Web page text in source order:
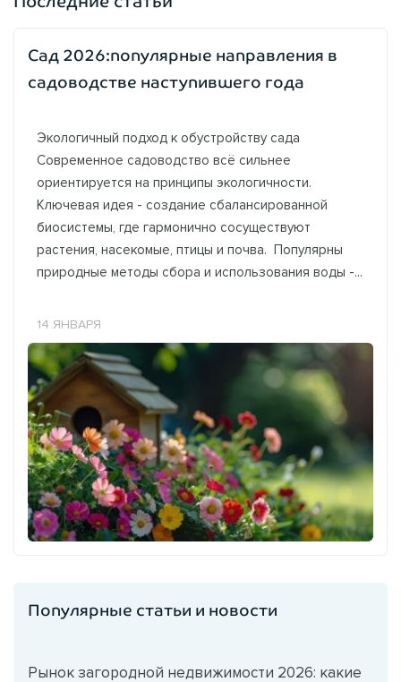
Сад 2026:популярные направления в
садоводстве наступившего года
Экологичный подход к обустройству сада
Современное садоводство всё сильнее
ориентируется на принципы экологичности.
Ключевая идея - создание сбалансированной
биосистемы, где гармонично сосуществуют
растения, насекомые, птицы и почва. Популярны
природные методы сбора и использования воды -...
14 ЯНВАРЯ
Популярные статьи и новости
Рынок загородной недвижимости 2026: какие